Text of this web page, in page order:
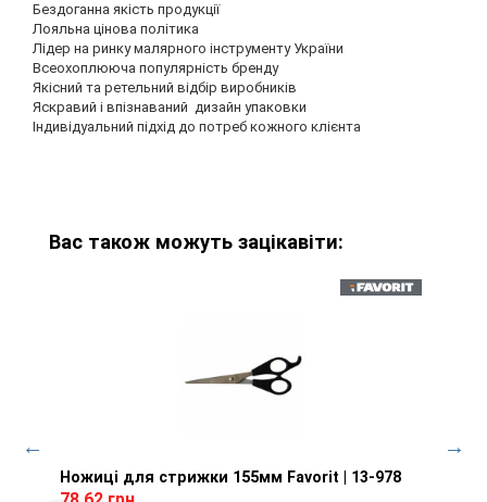
Бездоганна якість продукції
Лояльна цінова політика
Лідер на ринку малярного інструменту України
Всеохоплююча популярність бренду
Якісний та ретельний відбір виробників
Яскравий і впізнаваний дизайн упаковки
Індивідуальний підхід до потреб кожного клієнта
Вас також можуть зацікавіти:
Перегляд товару
Ножиці для стрижки 155мм Favorit | 13-978